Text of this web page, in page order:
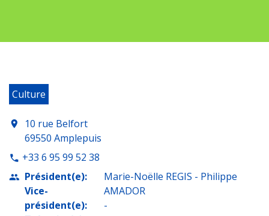
Culture
location_on
10 rue Belfort
69550 Amplepuis
phone +33 6 95 99 52 38
people Président(e):
Vice-
président(e):
Marie-Noëlle REGIS - Philippe
AMADOR
-